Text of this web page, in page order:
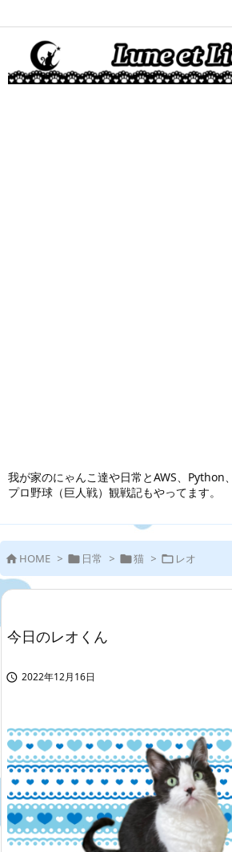
我が家のにゃんこ達や日常とAWS、Python
プロ野球（巨人戦）観戦記もやってます。
 HOME >  日常 > 猫 >  レオ
今日のレオくん
 2022年12月16日